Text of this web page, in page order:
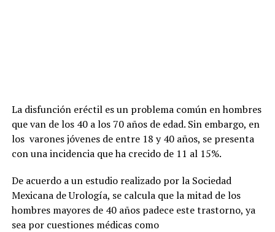
La disfunción eréctil es un problema común en hombres
que van de los 40 a los 70 años de edad. Sin embargo, en
los varones jóvenes de entre 18 y 40 años, se presenta
con una incidencia que ha crecido de 11 al 15%.
De acuerdo a un estudio realizado por la Sociedad
Mexicana de Urología, se calcula que la mitad de los
hombres mayores de 40 años padece este trastorno, ya
sea por cuestiones médicas como